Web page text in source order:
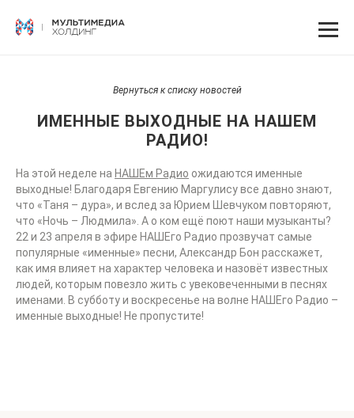
Вернуться к списку новостей
ИМЕННЫЕ ВЫХОДНЫЕ НА НАШЕМ
РАДИО!
На этой неделе на НАШЕм Радио ожидаются именные
выходные! Благодаря Евгению Маргулису все давно знают,
что «Таня – дура», и вслед за Юрием Шевчуком повторяют,
что «Ночь – Людмила». А о ком ещё поют наши музыканты?
22 и 23 апреля в эфире НАШЕго Радио прозвучат самые
популярные «именные» песни, Александр Бон расскажет,
как имя влияет на характер человека и назовёт известных
людей, которым повезло жить с увековеченными в песнях
именами. В субботу и воскресенье на волне НАШЕго Радио –
именные выходные! Не пропустите!